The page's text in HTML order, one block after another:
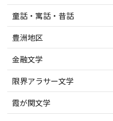
童話・寓話・昔話
豊洲地区
金融文学
限界アラサー文学
霞が関文学